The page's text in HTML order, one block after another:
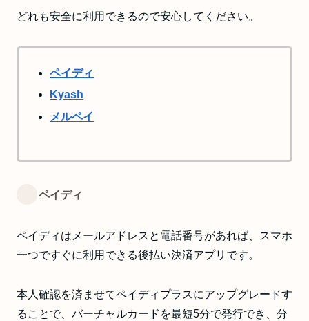
どれも安全に利用できるので安心してください。
ペイディ
Kyash
メルペイ
ペイディ
ペイディはメールアドレスと電話番号があれば、スマホ
一つですぐに利用できる後払い決済アプリです。
本人確認を済ませてペイディプラスにアップグレードす
ることで、バーチャルカードを最短5分で発行でき、分